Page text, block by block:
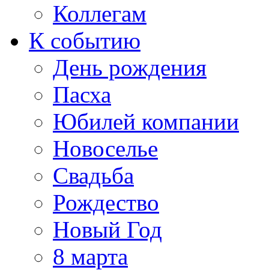
Коллегам
К событию
День рождения
Пасха
Юбилей компании
Новоселье
Свадьба
Рождество
Новый Год
8 марта